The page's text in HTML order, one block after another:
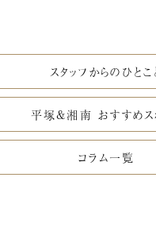
スタッフからのひとこ
平塚&湘南 おすすめス
コラム一覧